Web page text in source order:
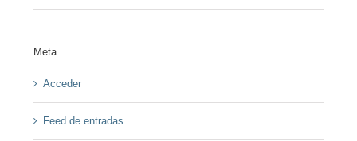
Meta
Acceder
Feed de entradas